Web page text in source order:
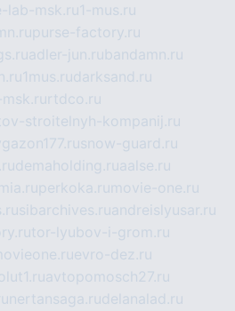
lab-msk.ru1-mus.ru
purse-factory.ru
adler-jun.rubandamn.ru
1mus.rudarksand.ru
rtdco.ru
stroitelnyh-kompanij.ru
snow-guard.ru
demaholding.ruaalse.ru
perkoka.ru movie-one.ru
sibarchives.ruandreislyusar.ru
tor-lyubov-i-grom.ru
evro-dez.ru
avtopomosch27.ru
nertansaga.rudelanalad.ru